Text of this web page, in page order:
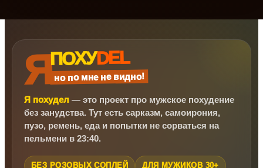
ЯПОХУDEL
но по мне не видно!
Я похудел — это проект про мужское похудение
без занудства. Тут есть сарказм, самоирония,
пузо, ремень, еда и попытки не сорваться на
пельмени в 23:40.
БЕЗ РОЗОВЫХ СОПЛЕЙ ДЛЯ МУЖИКОВ 30+